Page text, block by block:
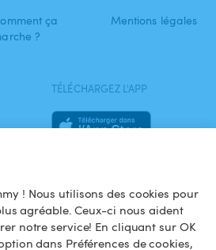
! Nous utilisons des cookies pour
agréable. Ceux-ci nous aident
notre service! En cliquant sur OK
dans Préférences de cookies,
ça
?
Mentions légales
TÉLÉCHARGEZ L'APP